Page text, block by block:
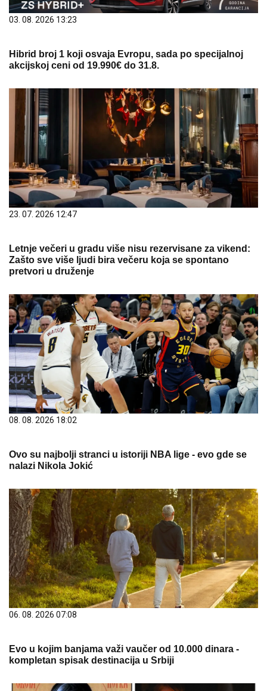
03. 08. 2026 13:23
Hibrid broj 1 koji osvaja Evropu, sada po specijalnoj
akcijskoj ceni od 19.990€ do 31.8.
23. 07. 2026 12:47
Letnje večeri u gradu više nisu rezervisane za vikend:
Zašto sve više ljudi bira večeru koja se spontano
pretvori u druženje
08. 08. 2026 18:02
Ovo su najbolji stranci u istoriji NBA lige - evo gde se
nalazi Nikola Jokić
06. 08. 2026 07:08
Evo u kojim banjama važi vaučer od 10.000 dinara -
kompletan spisak destinacija u Srbiji